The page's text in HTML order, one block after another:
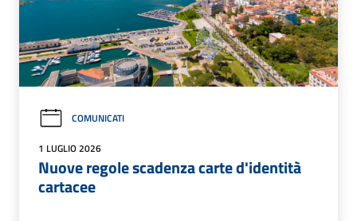
COMUNICATI
1 LUGLIO 2026
Nuove regole scadenza carte d'identità
cartacee